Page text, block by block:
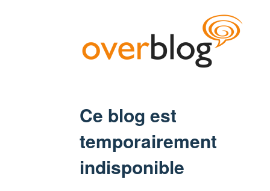
Ce blog est
temporairement
indisponible